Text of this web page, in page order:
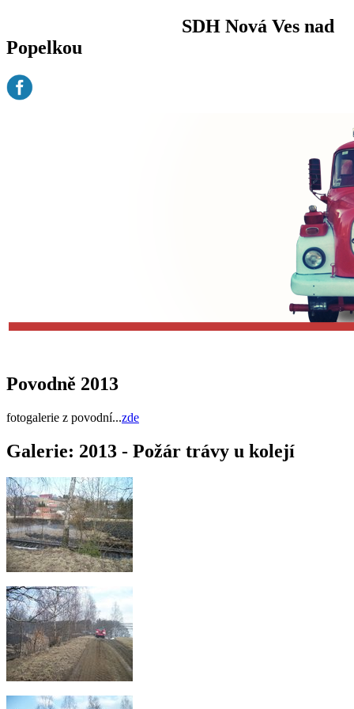
SDH Nová Ves nad
Popelkou
Povodně 2013
fotogalerie z povodní...zde
Galerie: 2013 - Požár trávy u kolejí